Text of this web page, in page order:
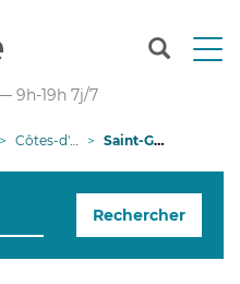
T
n
g
9h-19h 7j/7
Côtes-d'armor Saint-Guen
Rechercher